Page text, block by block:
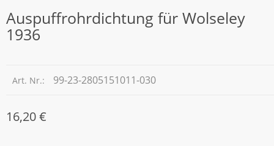
Auspuffrohrdichtung für Wolseley
1936
Art. Nr.: 99-23-2805151011-030
16,20€